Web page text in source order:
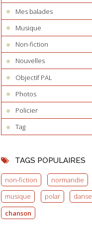
Mes balades
Musique
Non-fiction
Nouvelles
Objectif PAL
Photos
Policier
Tag
TAGS POPULAIRES
non-fiction normandie
musique
polar danse
chanson